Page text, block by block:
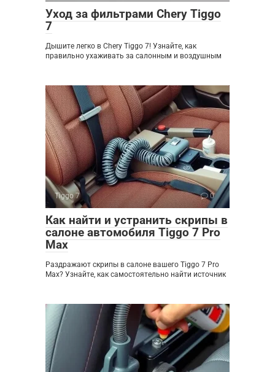
Уход за фильтрами Chery Tiggo
7
Дышите легко в Chery Tiggo 7! Узнайте, как
правильно ухаживать за салонным и воздушным
Tiggo 7 0
Как найти и устранить скрипы в
салоне автомобиля Tiggo 7 Pro
Max
Раздражают скрипы в салоне вашего Tiggo 7 Pro
Max? Узнайте, как самостоятельно найти источник